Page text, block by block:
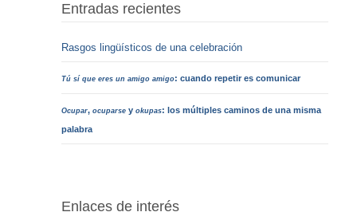
Entradas recientes
Rasgos lingüísticos de una celebración
Tú sí que eres un amigo amigo: cuando repetir es comunicar
Ocupar,ocuparse yokupas: los múltiples caminos de una misma
palabra
Enlaces de interés